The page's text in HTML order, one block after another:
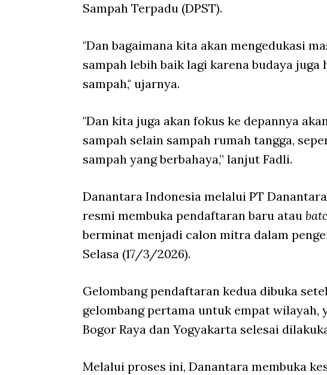
Sampah Terpadu (DPST).
"Dan bagaimana kita akan mengedukasi
sampah lebih baik lagi karena budaya
sampah," ujarnya.
"Dan kita juga akan fokus ke depannya
sampah selain sampah rumah tangga,
sampah yang berbahaya,” lanjut Fadli.
Danantara Indonesia melalui PT
resmi membuka pendaftaran baru atau
berminat menjadi calon mitra dalam
Selasa (17/3/2026).
Gelombang pendaftaran kedua dibuka
gelombang pertama untuk empat wilayah,
Bogor Raya dan Yogyakarta selesai
Melalui proses ini, Danantara membuka